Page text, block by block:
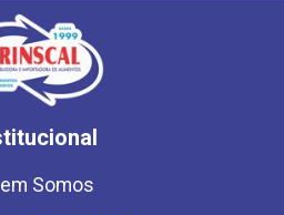
Somos